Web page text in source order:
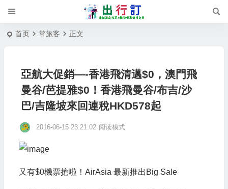
首页 常旅客 正文
亞航大促銷—-香港飛清邁$0，澳門飛
曼谷/芭提雅$0！香港飛曼谷/布吉/沙
巴/吉隆坡來回連稅HKD578起
2016-06-15 23:21:02 阅读模式
又有$0機票搶啦！AirAsia 最新推出Big Sale